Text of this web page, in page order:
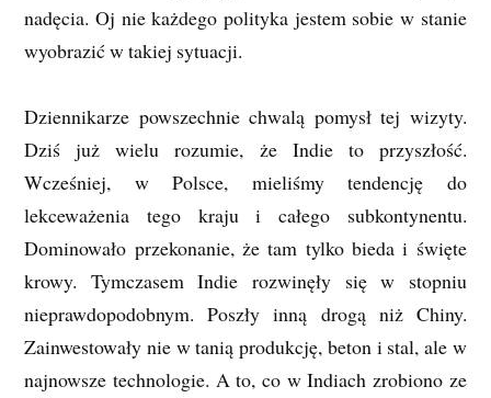
nadęcia. Oj nie każdego polityka jestem sobie w stanie
wyobrazić w takiej sytuacji.
Dziennikarze powszechnie chwalą pomysł tej wizyty.
Dziś już wielu rozumie, że Indie to przyszłość.
Wcześniej, w Polsce, mieliśmy tendencję do
lekceważenia tego kraju i całego subkontynentu.
Dominowało przekonanie, że tam tylko bieda i święte
krowy. Tymczasem Indie rozwinęły się w stopniu
nieprawdopodobnym. Poszły inną drogą niż Chiny.
Zainwestowały nie w tanią produkcję, beton i stal, ale w
najnowsze technologie. A to, co w Indiach zrobiono ze